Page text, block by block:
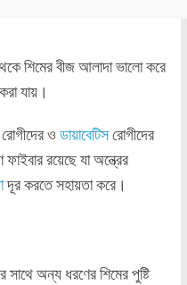
শিমের বীজ আলাদা ভালো করে
যায়।
রোগীদের ও ডায়াবেটিসরোগীদের
রয়েছে যা অন্ত্রের
দূর করতে সহায়তা করে।
অন্য ধরণের শিমের পুষ্টি